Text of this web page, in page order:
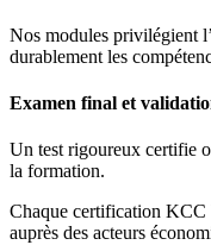
Nos modules privilégient
durablement les
Examen final et
Un test rigoureux certifie
la formation.
Chaque certification KCC
auprès des acteurs